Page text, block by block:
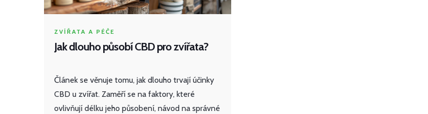
ZVÍŘATA A PÉČE
Jak dlouho působí CBD pro zvířata?
Článek se věnuje tomu, jak dlouho trvají účinky
CBD u zvířat. Zaměří se na faktory, které
ovlivňují délku jeho působení, návod na správné